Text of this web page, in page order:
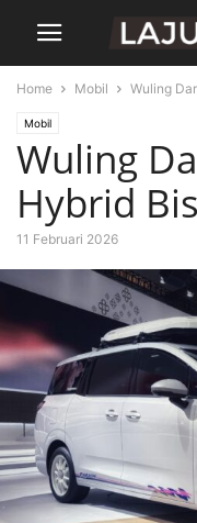
Home Mobil Wuling
Mobil
Wuling
Hybrid
11 Februari 2026